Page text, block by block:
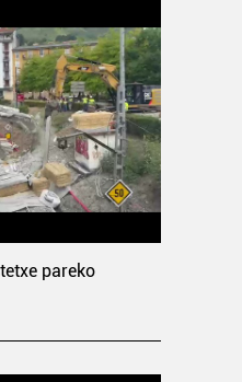
pareko